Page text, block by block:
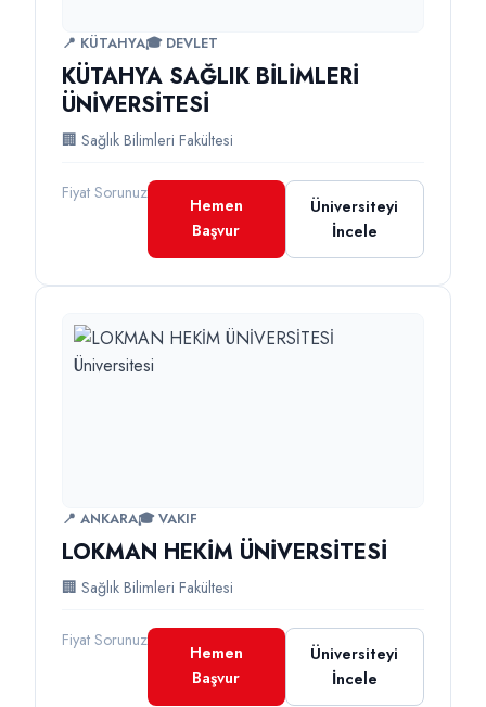
📍 KÜTAHYA🎓 DEVLET
KÜTAHYA SAĞLIK BİLİMLERİ
ÜNİVERSİTESİ
🏢 Sağlık Bilimleri Fakültesi
Fiyat Sorunuz
Hemen
Başvur
Üniversiteyi
İncele
📍 ANKARA🎓 VAKIF
LOKMAN HEKİM ÜNİVERSİTESİ
🏢 Sağlık Bilimleri Fakültesi
Fiyat Sorunuz
Hemen
Başvur
Üniversiteyi
İncele